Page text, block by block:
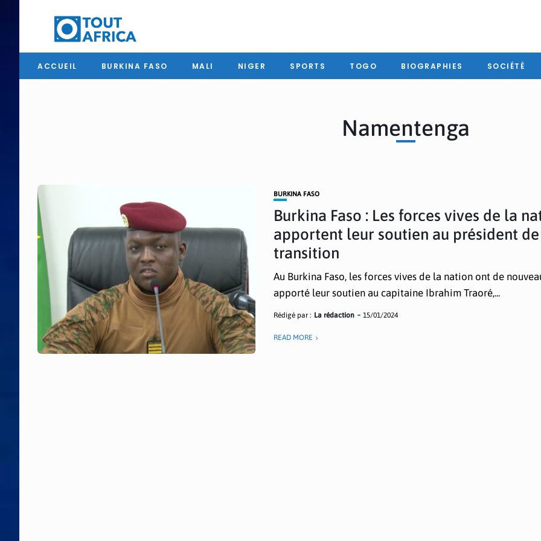
ACCUEIL BURKINA FASO MALI NIGER SPORTS TOGO BIOGRAPHIES SOCIÉTÉ
Namentenga
BURKINA FASO
Burkina Faso : Les forces vives de la
apportent leur soutien au président
transition
Au Burkina Faso, les forces vives de la nation ont de
apporté leur soutien au capitaine Ibrahim Traoré,...
Rédigé par : La rédaction 15/01/2024
READ MORE